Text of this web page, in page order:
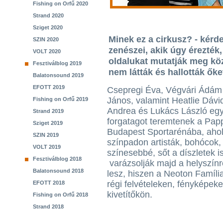
Fishing on Orfű 2020
Strand 2020
Sziget 2020
SZIN 2020
VOLT 2020
Fesztiválblog 2019
Balatonsound 2019
EFOTT 2019
Fishing on Orfű 2019
Strand 2019
Sziget 2019
SZIN 2019
VOLT 2019
Fesztiválblog 2018
Balatonsound 2018
EFOTT 2018
Fishing on Orfű 2018
Strand 2018
Minek ez a cirkusz? -
zenészei, akik úgy
oldalukat mutatják meg
nem látták és hallották
Csepregi Éva, Végvári
János, valamint Heatlie
Andrea és Lukács László
forgatagot teremtenek a
Budapest Sportarénába,
színpadon artisták,
színesebbé, sőt a díszletek
varázsolják majd a
lesz, hiszen a Neoton
régi felvételeken,
kivetítőkön.